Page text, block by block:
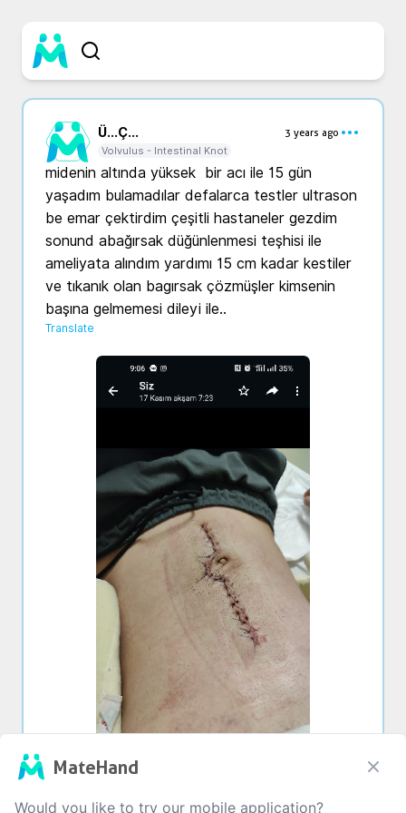
Ü...Ç...
3 years ago
Volvulus - Intestinal Knot
midenin altında yüksek  bir acı ile 15 gün
yaşadım bulamadılar defalarca testler ultrason
be emar çektirdim çeşitli hastaneler gezdim
sonund abağırsak düğünlenmesi teşhisi ile
ameliyata alındım yardımı 15 cm kadar kestiler
ve tıkanık olan bagırsak çözmüşler kimsenin
başına gelmemesi dileyi ile..
Translate
MateHand
Would you like to try our mobile application?